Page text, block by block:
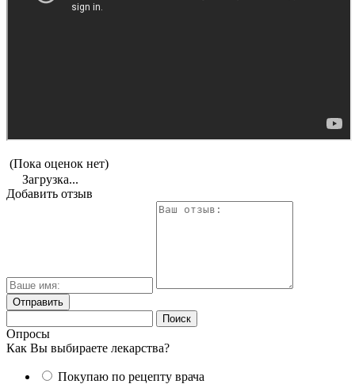
(Пока оценок нет)
Загрузка...
Добавить отзыв
Опросы
Как Вы выбираете лекарства?
Покупаю по рецепту врача